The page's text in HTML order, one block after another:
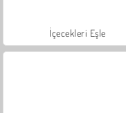
İçecekleri Eşle